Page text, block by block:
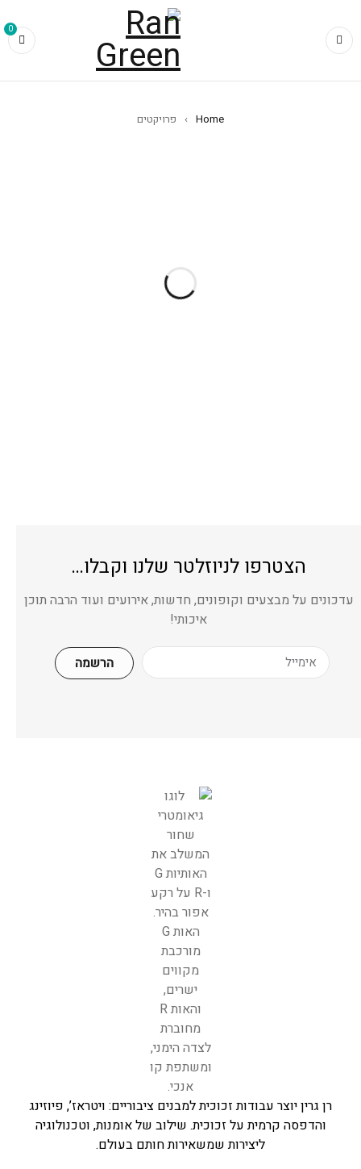
0
Home
› פרויקטים
הצטרפו לניוזלטר שלנו וקבלו…
עדכונים על מבצעים וקופונים, חדשות, אירועים ועוד הרבה תוכן
איכותי!
הרשמה
רן גרין יוצר עבודות זכוכית למבנים ציבוריים: ויטראז’, פיוזינג
והדפסה קרמית על זכוכית. שילוב של אומנות, וטכנולוגיה
ליצירות שמשאירות חותם בעולם.